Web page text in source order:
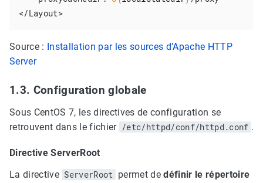
</Layout>
Source : Installation par les sources d’Apache HTTP
Server
1.3. Configuration globale
Sous CentOS 7, les directives de configuration se
retrouvent dans le fichier /etc/httpd/conf/httpd.conf .
Directive ServerRoot
La directive ServerRoot permet dedéfinir le répertoire